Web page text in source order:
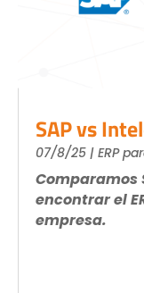
SAP vs
07/8/25 | ERP
Comparamos
encontrar el
empresa.